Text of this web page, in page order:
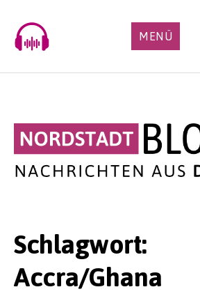
content
MENÜ
Schlagwort:
Accra/Ghana